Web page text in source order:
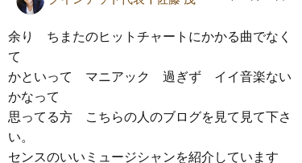
余り ちまたのヒットチャートにかかる曲でなく
て
かといって マニアック 過ぎず イイ音楽ない
かなって
思ってる方 こちらの人のブログを見て見て下さ
い。
センスのいいミュージシャンを紹介しています